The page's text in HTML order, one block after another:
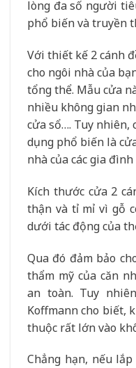
lòng đa số người
phổ biến và truyền
Với thiết kế 2 cánh
cho ngôi nhà của
tổng thể. Mẫu cửa
nhiều không gian
cửa sổ…. Tuy nhiên,
dụng phổ biến là
nhà của các gia đình
Kích thước cửa 2
thận và tỉ mỉ vì gỗ
dưới tác động của
Qua đó đảm bảo
thẩm mỹ của căn
an toàn. Tuy
Koffmann cho biết,
thuộc rất lớn vào
Chẳng hạn, nếu